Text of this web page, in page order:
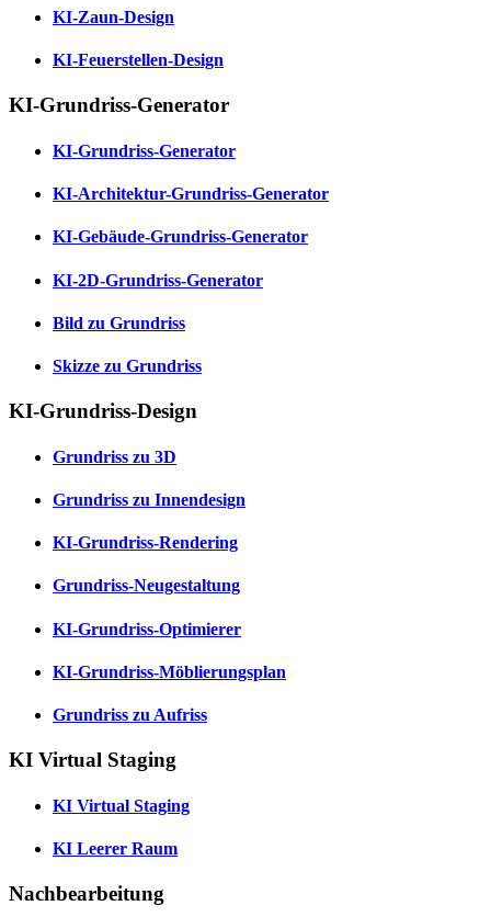
KI-Zaun-Design
KI-Feuerstellen-Design
KI-Grundriss-Generator
KI-Grundriss-Generator
KI-Architektur-Grundriss-Generator
KI-Gebäude-Grundriss-Generator
KI-2D-Grundriss-Generator
Bild zu Grundriss
Skizze zu Grundriss
KI-Grundriss-Design
Grundriss zu 3D
Grundriss zu Innendesign
KI-Grundriss-Rendering
Grundriss-Neugestaltung
KI-Grundriss-Optimierer
KI-Grundriss-Möblierungsplan
Grundriss zu Aufriss
KI Virtual Staging
KI Virtual Staging
KI Leerer Raum
Nachbearbeitung